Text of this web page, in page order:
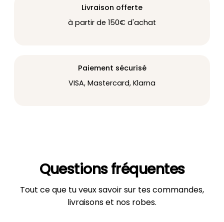
Livraison offerte
à partir de 150€ d'achat
Paiement sécurisé
VISA, Mastercard, Klarna
Questions fréquentes
Tout ce que tu veux savoir sur tes commandes,
livraisons et nos robes.